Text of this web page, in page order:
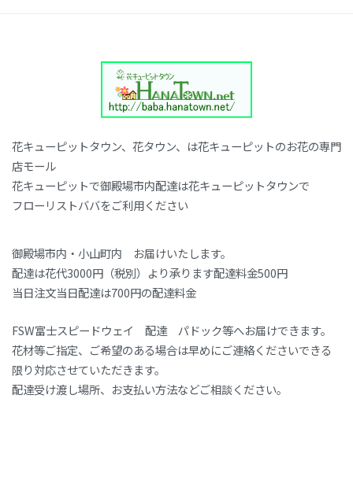
花キューピットタウン、花タウン、は花キューピットのお花の専門
店モール
花キューピットで御殿場市内配達は花キューピットタウンで
フローリストババをご利用ください
御殿場市内・小山町内 お届けいたします。
配達は花代3000円（税別）より承ります配達料金500円
当日注文当日配達は700円の配達料金
FSW富士スピードウェイ 配達 パドック等へお届けできます。
花材等ご指定、ご希望のある場合は早めにご連絡くださいできる
限り対応させていただきます。
配達受け渡し場所、お支払い方法などご相談ください。